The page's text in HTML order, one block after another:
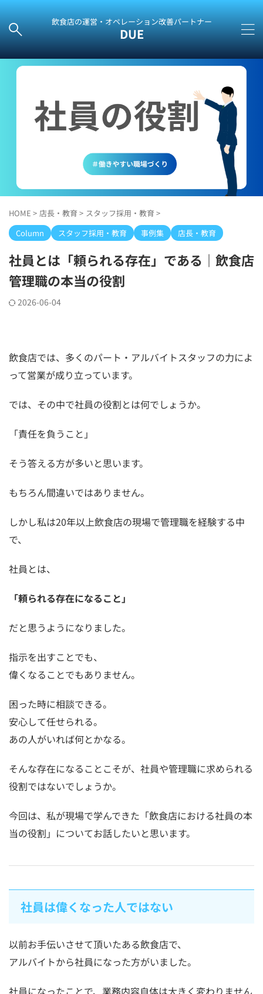
飲食店の運営・オペレーション改善パートナー
DUE
HOME > 店長・教育 > スタッフ採用・教育 >
Column
スタッフ採用・教育 事例集 店長・教育
社員とは「頼られる存在」である｜飲食店
管理職の本当の役割
2026-06-04
飲食店では、多くのパート・アルバイトスタッフの力によ
って営業が成り立っています。
では、その中で社員の役割とは何でしょうか。
「責任を負うこと」
そう答える方が多いと思います。
もちろん間違いではありません。
しかし私は20年以上飲食店の現場で管理職を経験する中
で、
社員とは、
「頼られる存在になること」
だと思うようになりました。
指示を出すことでも、
偉くなることでもありません。
困った時に相談できる。
安心して任せられる。
あの人がいれば何とかなる。
そんな存在になることこそが、社員や管理職に求められる
役割ではないでしょうか。
今回は、私が現場で学んできた「飲食店における社員の本
当の役割」についてお話したいと思います。
社員は偉くなった人ではない
以前お手伝いさせて頂いたある飲食店で、
アルバイトから社員になった方がいました。